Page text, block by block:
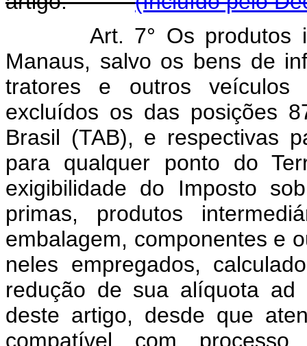
Art. 7° Os produtos
Manaus, salvo os bens de
tratores e outros veículos
excluídos os das posições
Brasil (TAB), e respectivas
para qualquer ponto do
exigibilidade do Imposto
primas, produtos
embalagem, componentes e
neles empregados,
redução de sua alíquota
deste artigo, desde que
compatível com